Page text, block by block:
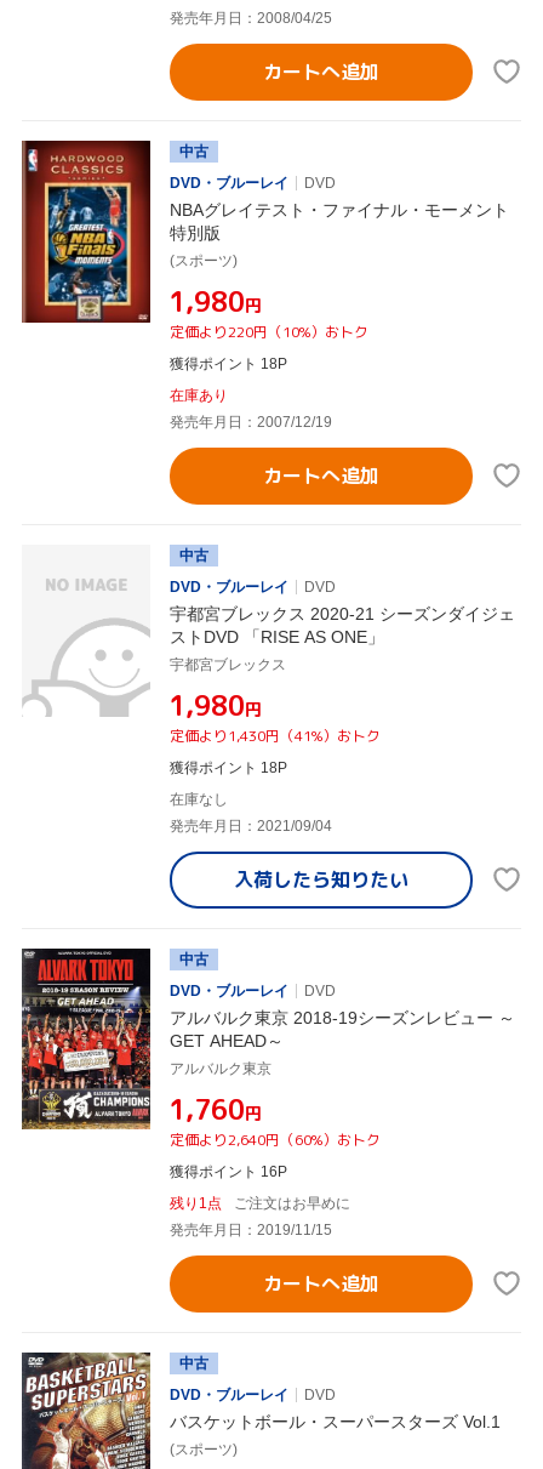
発売年月日：2008/04/25
カートへ追加
中古
DVD・ブルーレイ
DVD
NBAグレイテスト・ファイナル・モーメント
特別版
(スポーツ)
¥1,980円
定価より220円（10%）おトク
獲得ポイント 18P
在庫あり
発売年月日：2007/12/19
カートへ追加
中古
DVD・ブルーレイ
DVD
宇都宮ブレックス 2020-21 シーズンダイジェ
ストDVD 「RISE AS ONE」
宇都宮ブレックス
¥1,980円
定価より1,430円（41%）おトク
獲得ポイント 18P
在庫なし
発売年月日：2021/09/04
入荷したら知りたい
中古
DVD・ブルーレイ
DVD
アルバルク東京 2018-19シーズンレビュー ～
GET AHEAD～
アルバルク東京
¥1,760円
定価より2,640円（60%）おトク
獲得ポイント 16P
残り1点
ご注文はお早めに
発売年月日：2019/11/15
カートへ追加
中古
DVD・ブルーレイ
DVD
バスケットボール・スーパースターズ Vol.1
(スポーツ)